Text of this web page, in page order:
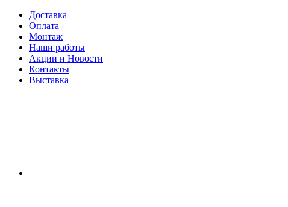
Доставка
Оплата
Монтаж
Наши работы
Акции и Новости
Контакты
Выставка